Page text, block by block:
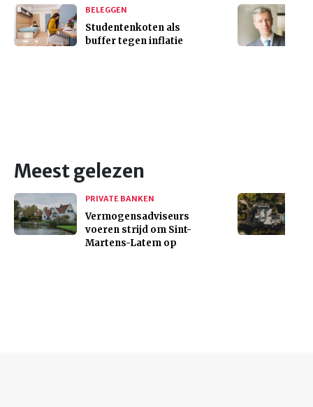
BELEGGEN
Studentenkoten als
buffer tegen inflatie
Meest gelezen
PRIVATE BANKEN
Vermogensadviseurs
voeren strijd om Sint-
Martens-Latem op